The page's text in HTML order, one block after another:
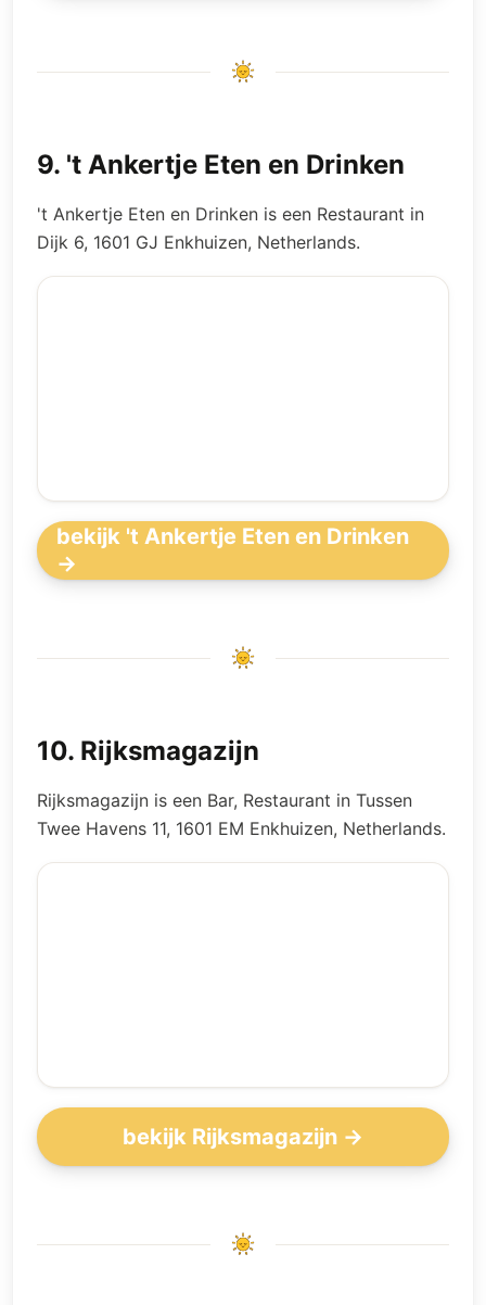
9. 't Ankertje Eten en Drinken
't Ankertje Eten en Drinken is een Restaurant in
Dijk 6, 1601 GJ Enkhuizen, Netherlands.
bekijk 't Ankertje Eten en Drinken
→
10. Rijksmagazijn
Rijksmagazijn is een Bar, Restaurant in Tussen
Twee Havens 11, 1601 EM Enkhuizen, Netherlands.
bekijk Rijksmagazijn →